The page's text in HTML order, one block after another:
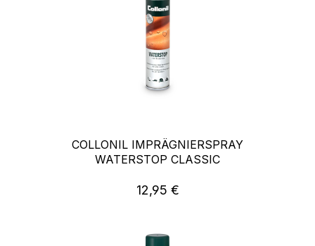
COLLONIL IMPRÄGNIERSPRAY
WATERSTOP CLASSIC
Regulärer Preis:
12,95 €